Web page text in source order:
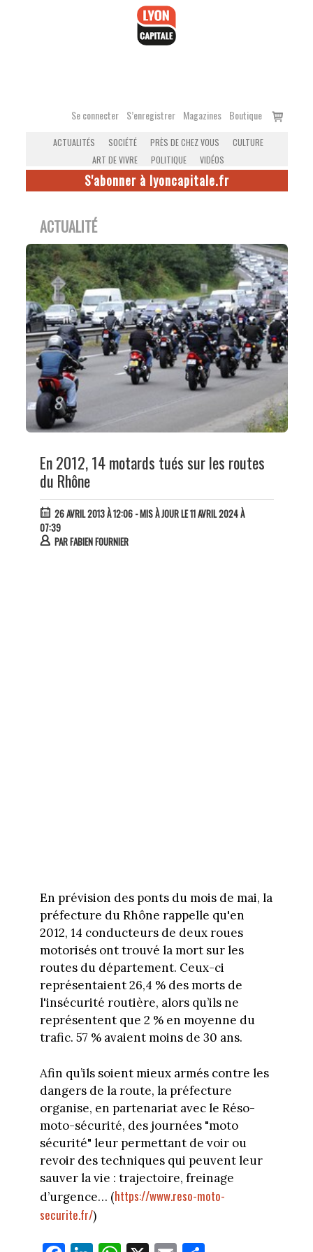
Se connecter S’enregistrer Magazines Boutique
Voir
ACTUALITÉS SOCIÉTÉ PRÈS DE CHEZ VOUS
CULTURE
ART DE VIVRE
POLITIQUE VIDÉOS
S'abonner à lyoncapitale.fr
ACTUALITÉ
En 2012, 14 motards tués sur les routes
du Rhône
26 AVRIL 2013 À 12:06- MIS À JOUR LE 11 AVRIL 2024 À
07:39
PARFABIEN FOURNIER
En prévision des ponts du mois de mai, la
préfecture du Rhône rappelle qu'en
2012, 14 conducteurs de deux roues
motorisés ont trouvé la mort sur les
routes du département. Ceux-ci
représentaient 26,4 % des morts de
l'insécurité routière, alors qu’ils ne
représentent que 2 % en moyenne du
trafic. 57 % avaient moins de 30 ans.
Afin qu’ils soient mieux armés contre les
dangers de la route, la préfecture
organise, en partenariat avec le Réso-
moto-sécurité, des journées "moto
sécurité" leur permettant de voir ou
revoir des techniques qui peuvent leur
sauver la vie : trajectoire, freinage
d’urgence… (https://www.reso-moto-
securite.fr/)